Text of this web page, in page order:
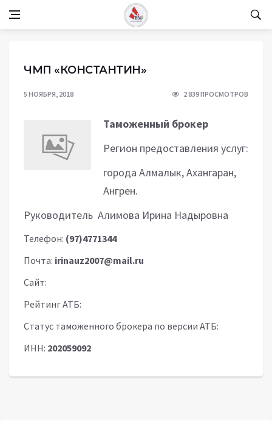
ЧМП «КОНСТАНТИН»
5 НОЯБРЯ, 2018 2 839 ПРОСМОТРОВ
Таможенный брокер
Регион предоставления услуг:
города Алмалык, Ахангаран,
Ангрен.
Руководитель Алимова Ирина Надыровна
Телефон: (97)4771344
Почта: irinauz2007@mail.ru
Сайт:
Рейтинг АТБ:
Статус таможенного брокера по версии АТБ:
ИНН: 202059092